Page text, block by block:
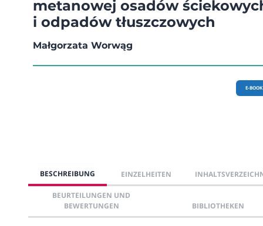
metanowej osadów
i odpadów tłuszczowych
Małgorzata Worwąg
E-BOOK
BESCHREIBUNG EINZELHEITEN
BEURTEILUNGEN UND
BEWERTUNGEN
BIBLIOTHEKEN